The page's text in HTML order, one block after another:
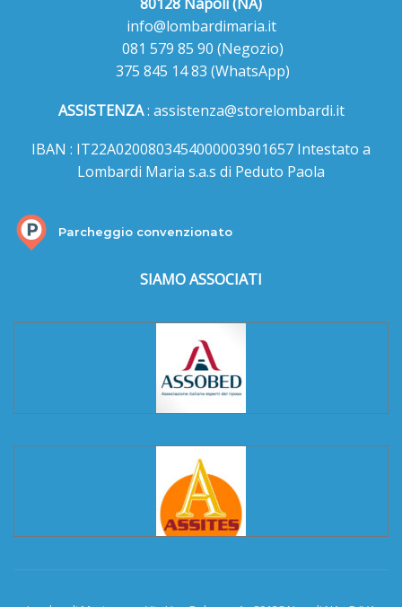
info@lombardimaria.it
081 579 85 90 (Negozio)
375 845 14 83 (WhatsApp)
ASSISTENZA: assistenza@storelombardi.it
IBAN : IT22A0200803454000003901657 Intestato a
Lombardi Maria s.a.s di Peduto Paola
Parcheggio convenzionato
SIAMO ASSOCIATI